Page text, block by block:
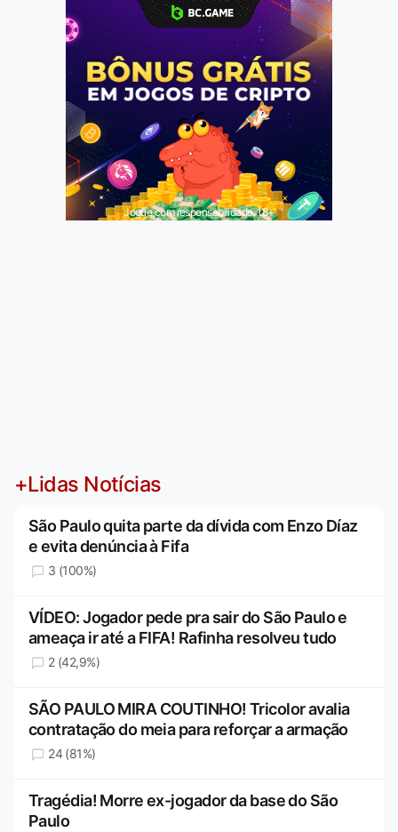
Jogue com responsabilidade. 18+
+Lidas Notícias
São Paulo quita parte da dívida com Enzo Díaz
e evita denúncia à Fifa
3 (100%)
VÍDEO: Jogador pede pra sair do São Paulo e
ameaça ir até a FIFA! Rafinha resolveu tudo
2 (42,9%)
SÃO PAULO MIRA COUTINHO! Tricolor avalia
contratação do meia para reforçar a armação
24 (81%)
Tragédia! Morre ex-jogador da base do São
Paulo